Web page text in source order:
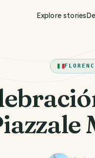
Explore stories